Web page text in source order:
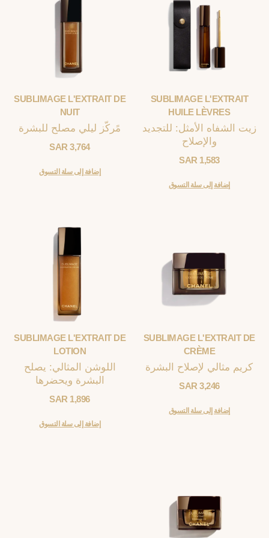
SUBLIMAGE L'EXTRAIT
HUILE LÈVRES
زيت الشفاه الأمثل: للتجديد
والإصلاح
1,583 SAR
إضافة إلى سلة التسوق
SUBLIMAGE L'EXTRAIT DE
NUIT
مًركّز ليلي مصلح للبشرة
3,764 SAR
إضافة إلى سلة التسوق
SUBLIMAGE L'EXTRAIT DE
CRÈME
كريم مثالي لإصلاح البشرة
3,246 SAR
إضافة إلى سلة التسوق
SUBLIMAGE L'EXTRAIT DE
LOTION
اللوشن المثالي: يصلح
البشرة ويحضرها
1,896 SAR
إضافة إلى سلة التسوق